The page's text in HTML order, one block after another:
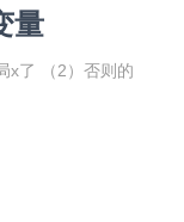
量
x了 （2）否则的